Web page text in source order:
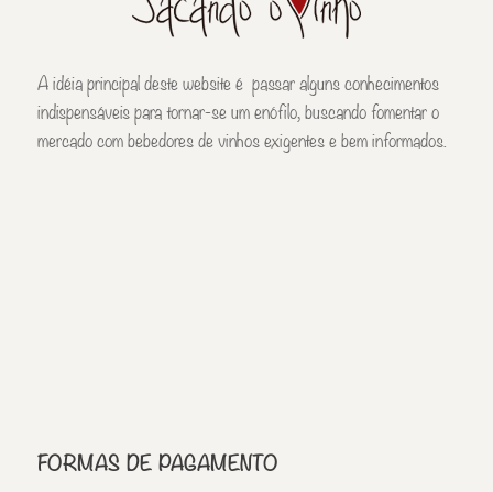
A idéia principal deste website é passar alguns conhecimentos
indispensáveis para tornar-se um enófilo, buscando fomentar o
mercado com bebedores de vinhos exigentes e bem informados.
FORMAS DE PAGAMENTO